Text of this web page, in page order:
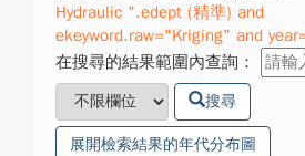
Hydraulic ".edept (精準) and
ekeyword.raw="Kriging" and
在搜尋的結果範圍內查詢：
搜尋
展開檢索結果的年代分布圖